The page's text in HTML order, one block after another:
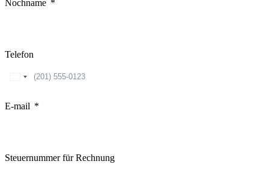
Nochname
Telefon
United
E-mail
Steuernummer für Rechnung